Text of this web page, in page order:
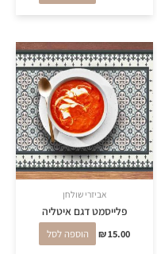
אביזרי שולחן
פלייסמט דגם איטליה
₪15.00 הוספה לסל